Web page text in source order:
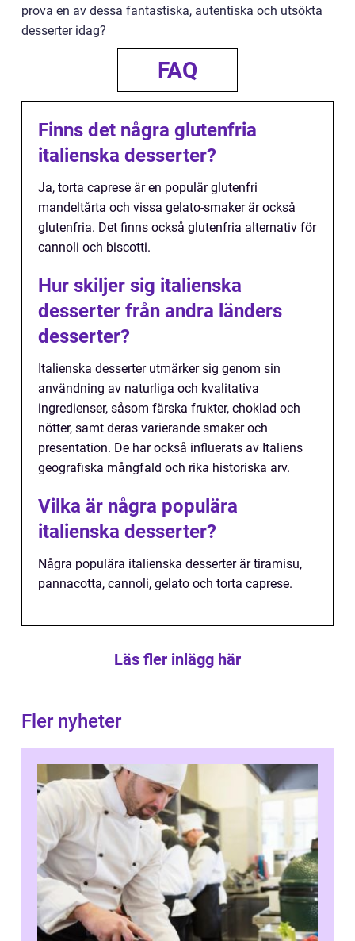
prova en av dessa fantastiska, autentiska och utsökta
desserter idag?
FAQ
Finns det några glutenfria
italienska desserter?
Ja, torta caprese är en populär glutenfri
mandeltårta och vissa gelato-smaker är också
glutenfria. Det finns också glutenfria alternativ för
cannoli och biscotti.
Hur skiljer sig italienska
desserter från andra länders
desserter?
Italienska desserter utmärker sig genom sin
användning av naturliga och kvalitativa
ingredienser, såsom färska frukter, choklad och
nötter, samt deras varierande smaker och
presentation. De har också influerats av Italiens
geografiska mångfald och rika historiska arv.
Vilka är några populära
italienska desserter?
Några populära italienska desserter är tiramisu,
pannacotta, cannoli, gelato och torta caprese.
Läs fler inlägg här
Fler nyheter